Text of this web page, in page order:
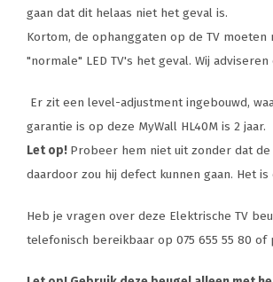
gaan dat dit helaas niet het geval is.
Kortom, de ophanggaten op de TV
"normale" LED TV's het geval. Wij
Er zit een level-adjustment ingebouwd,
garantie is op deze MyWall HL40M is 2 jaar.
Let op! Probeer hem niet uit zonder dat
daardoor zou hij defect kunnen gaan. Het
Heb je vragen over deze Elektrische TV
telefonisch bereikbaar op 075 655 55 80 of